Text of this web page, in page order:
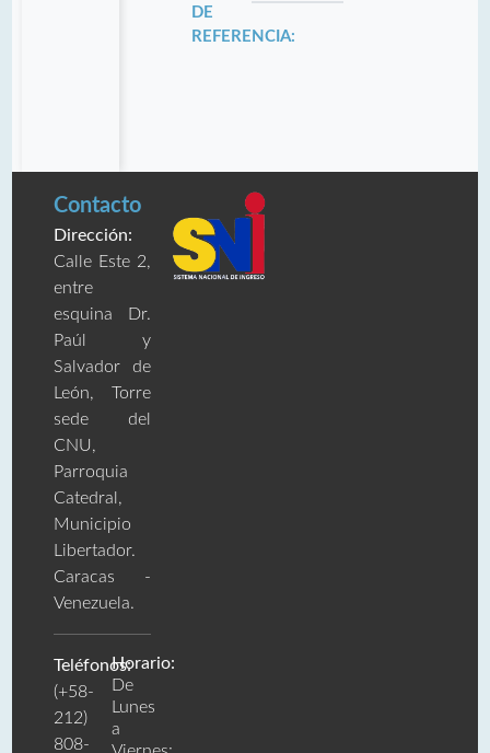
DE
REFERENCIA:
Contacto
Dirección:
Calle Este 2,
entre
esquina Dr.
Paúl y
Salvador de
León, Torre
sede del
CNU,
Parroquia
Catedral,
Municipio
Libertador.
Caracas -
Venezuela.
Teléfonos:
(+58-
212)
808-
Horario:
De
Lunes
a